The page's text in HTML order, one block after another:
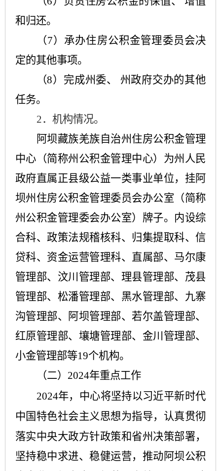
和归还。
（7）承办住房公积金管理委员会决
定的其他事项。
（8）完成州委、 州政府交办的其他
任务。
2． 机构情况。
阿坝藏族羌族自治州住房公积金管理
中心（简称州公积金管理中心）为州人民
政府直属正县级公益一类事业单位， 挂阿
坝州住房公积金管理委员会办公室（简称
州公积金管理委会办公室）牌子。内设综
合科、政策法规稽核科、归集提取科、信
贷科、资金运营管理科、直属部、马尔康
管理部、汶川管理部、理县管理部、茂县
管理部、松潘管理部、黑水管理部、九寨
沟管理部、阿坝管理部、若尔盖管理部、
红原管理部、壤塘管理部、金川管理部、
小金管理部等19个机构。
（二） 2024年重点工作
2024年，中心将坚持以习近平新时代
中国特色社会主义思想为指导，认真贯彻
落实中央大政方针政策和省州决策部署，
坚持稳中求进、稳健运营，推动阿坝公积